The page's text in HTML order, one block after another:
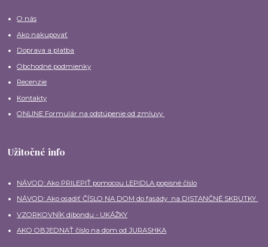
O nás
Ako nakupovať
Doprava a platba
Obchodné podmienky
Recenzie
Kontakty
ONLINE Formulár na odstúpenie od zmluvy
Užitočné info
NÁVOD: Ako PRILEPIŤ pomocou LEPIDLA popisné číslo
NÁVOD: Ako osadiť ČÍSLO NA DOM do fasády na DISTANČNÉ SKRUTKY
VZORKOVNÍK dibondu - UKÁŽKY
AKO OBJEDNAŤ číslo na dom od JURASHKA